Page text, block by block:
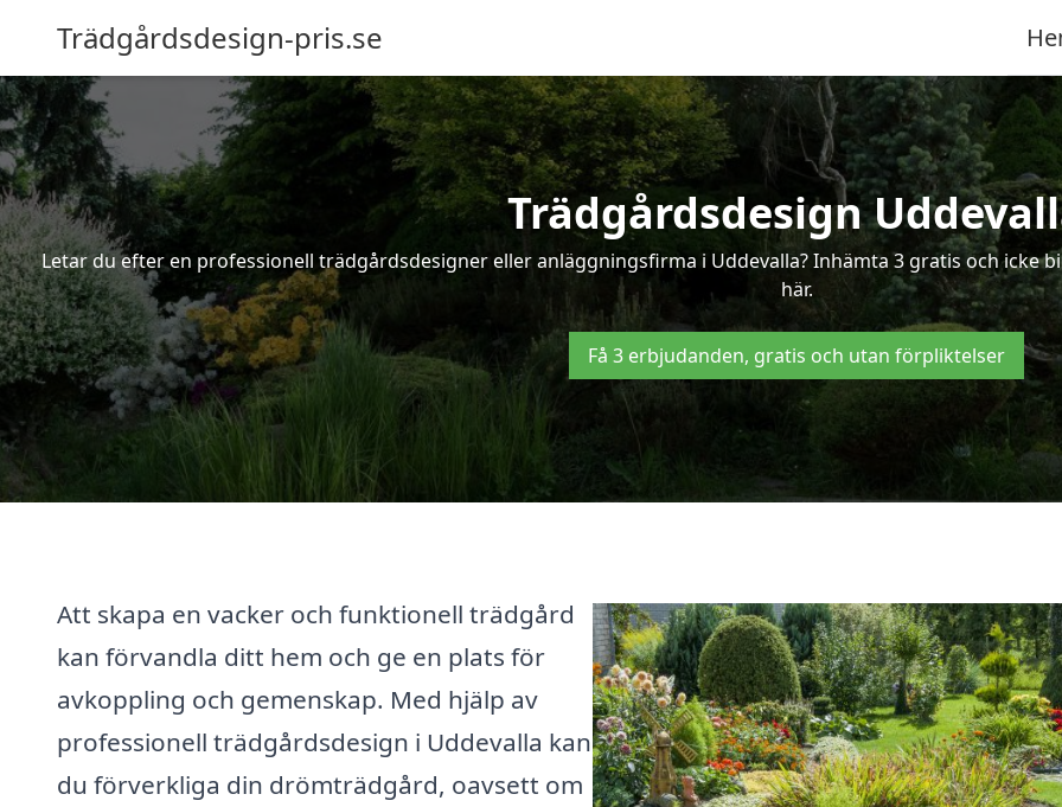
Trädgårdsdesign-pris.se
Trädgårdsdesign
Letar du efter en professionell trädgårdsdesigner eller anläggningsfirma i Uddevalla? Inhämta 3 gratis och icke
här.
Få 3 erbjudanden, gratis och utan förpliktelser
Att skapa en vacker och funktionell trädgård
kan förvandla ditt hem och ge en plats för
avkoppling och gemenskap. Med hjälp av
professionell trädgårdsdesign i Uddevalla kan
du förverkliga din drömträdgård, oavsett om